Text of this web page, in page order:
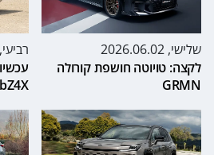
שלישי, 2026.06.02
לקצה: טויוטה חושפת קורולה
GRMN
רביעי, 2026.05.13
bZ4X טורינג החשמלי